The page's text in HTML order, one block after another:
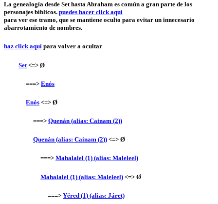
La genealogía desde Set hasta Abraham es común a gran parte de los
personajes bíblicos. puedes hacer click aquí
para ver ese tramo, que se mantiene oculto para evitar un innecesario
abarrotamiento de nombres.
haz click aquí para volver a ocultar
Set <=> Ø
===> Enós
Enós <=> Ø
===> Quenán (alias: Cainam (2))
Quenán (alias: Cainam (2)) <=> Ø
===> Mahalalel (1) (alias: Maleleel)
Mahalalel (1) (alias: Maleleel) <=> Ø
===> Yéred (1) (alias: Járet)